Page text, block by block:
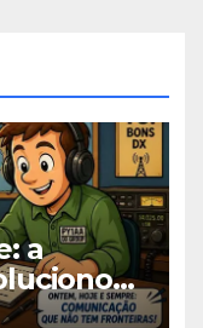
a